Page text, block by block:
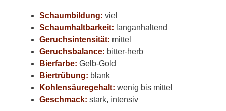
Schaumbildung: viel
Schaumhaltbarkeit: langanhaltend
Geruchsintensität: mittel
Geruchsbalance: bitter-herb
Bierfarbe: Gelb-Gold
Biertrübung: blank
Kohlensäuregehalt: wenig bis mittel
Geschmack: stark, intensiv